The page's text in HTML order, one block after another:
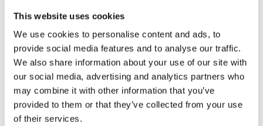
This website uses cookies
We use cookies to personalise content and ads, to
provide social media features and to analyse our traffic.
We also share information about your use of our site with
our social media, advertising and analytics partners who
may combine it with other information that you’ve
provided to them or that they’ve collected from your use
of their services.
J'ai lu, compris et acceptéla notification de confidentialité ci-jointe
Par e-mail à l'adresse indiquée.
Par téléphone au numéro indiqué.